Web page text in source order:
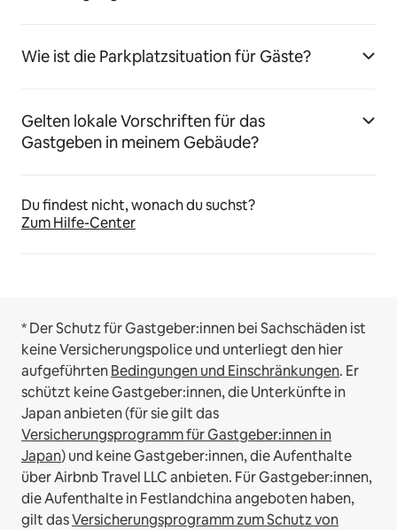
Wie ist die Parkplatzsituation für Gäste?
Gelten lokale Vorschriften für das
Gastgeben in meinem Gebäude?
Du findest nicht, wonach du suchst?
Zum Hilfe-Center
* Der Schutz für Gastgeber:innen bei Sachschäden ist
keine Versicherungspolice und unterliegt den hier
aufgeführtenBedingungen und Einschränkungen. Er
schützt keine Gastgeber:innen, die Unterkünfte in
Japan anbieten (für sie gilt das
Versicherungsprogramm für Gastgeber:innen in
Japan) und keine Gastgeber:innen, die Aufenthalte
über Airbnb Travel LLC anbieten. Für Gastgeber:innen,
die Aufenthalte in Festlandchina angeboten haben,
gilt dasVersicherungsprogramm zum Schutz von